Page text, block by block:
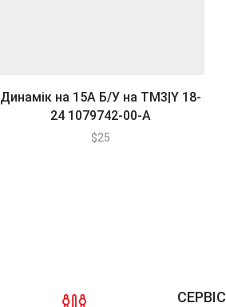
Динамік на 15А Б/У на ТМ3|Y 18-
24 1079742-00-А
$25
СЕРВІС